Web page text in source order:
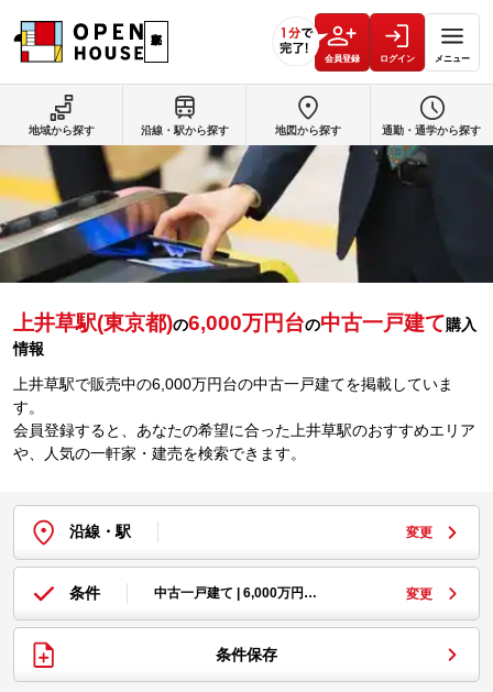
会員登録 ログイン メニュー
上井草駅(東京都)の6,000万円台の中古一戸建て購入
情報
上井草駅で販売中の6,000万円台の中古一戸建てを掲載していま
す。
会員登録すると、あなたの希望に合った上井草駅のおすすめエリア
や、人気の一軒家・建売を検索できます。
沿線・駅 変更
条件 中古一戸建て | 6,000万円… 変更
条件保存
地域から探す 沿線・駅から探す 地図から探す 通勤・通学から探す